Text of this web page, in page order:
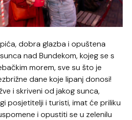
dobra glazba i opuštena
nad Bundekom, kojeg se s
morem, sve su što je
dane koje lipanj donosi!
i skriveni od jakog sunca,
posjetitelji i turisti, imat će priliku
i opustiti se u zelenilu